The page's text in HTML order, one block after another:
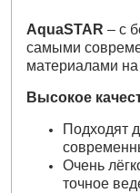
AquaSTAR – с
самыми
материалами
Высокое
Подходят
Очень
точное